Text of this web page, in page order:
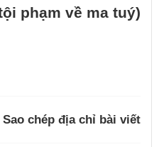
phạm về ma tuý)
Sao chép địa chỉ bài viết